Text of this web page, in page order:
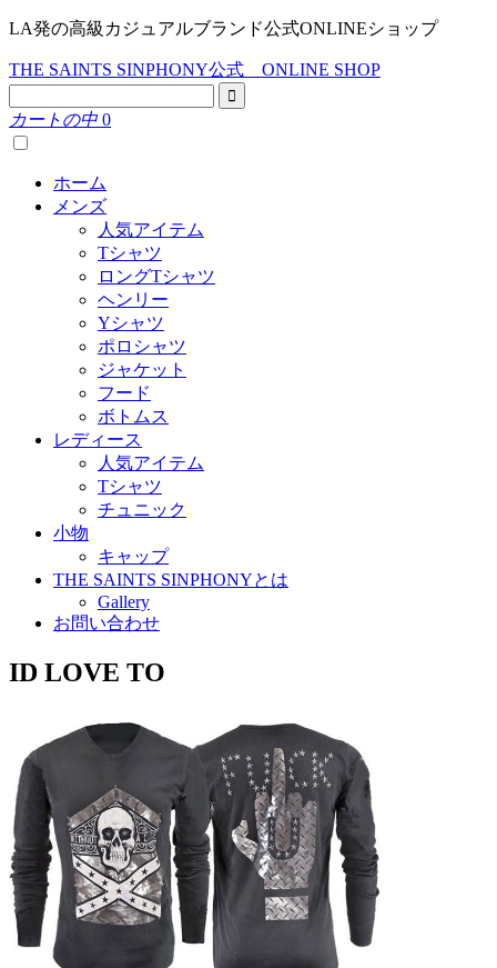
LA発の高級カジュアルブランド公式ONLINEショップ
THE SAINTS SINPHONY公式 ONLINE SHOP
カートの中 0
ホーム
メンズ
人気アイテム
Tシャツ
ロングTシャツ
ヘンリー
Yシャツ
ポロシャツ
ジャケット
フード
ボトムス
レディース
人気アイテム
Tシャツ
チュニック
小物
キャップ
THE SAINTS SINPHONYとは
Gallery
お問い合わせ
ID LOVE TO